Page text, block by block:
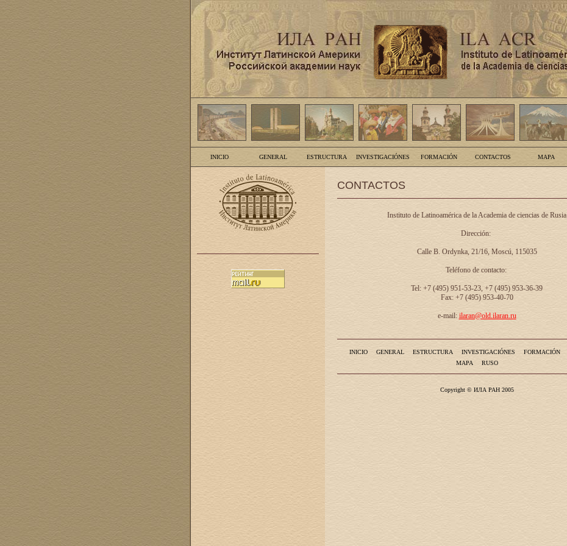
INICIO GENERAL ESTRUCTURA INVESTIGACIÓNES FORMACIÓN CONTACTOS MAPA
CONTACTOS
Instituto de Latinoamérica de la Academia de ciencias de Rusia
Dirección:
Calle B. Ordynka, 21/16, Moscú, 115035
Teléfono de contacto:
Tel: +7 (495) 951-53-23, +7 (495) 953-36-39
Fax: +7 (495) 953-40-70
e-mail: ilaran@old.ilaran.ru
INICIO GENERAL ESTRUCTURA INVESTIGACIÓNES FORMACIÓN
MAPA
RUSO
Copyright © ИЛА РАН 2005